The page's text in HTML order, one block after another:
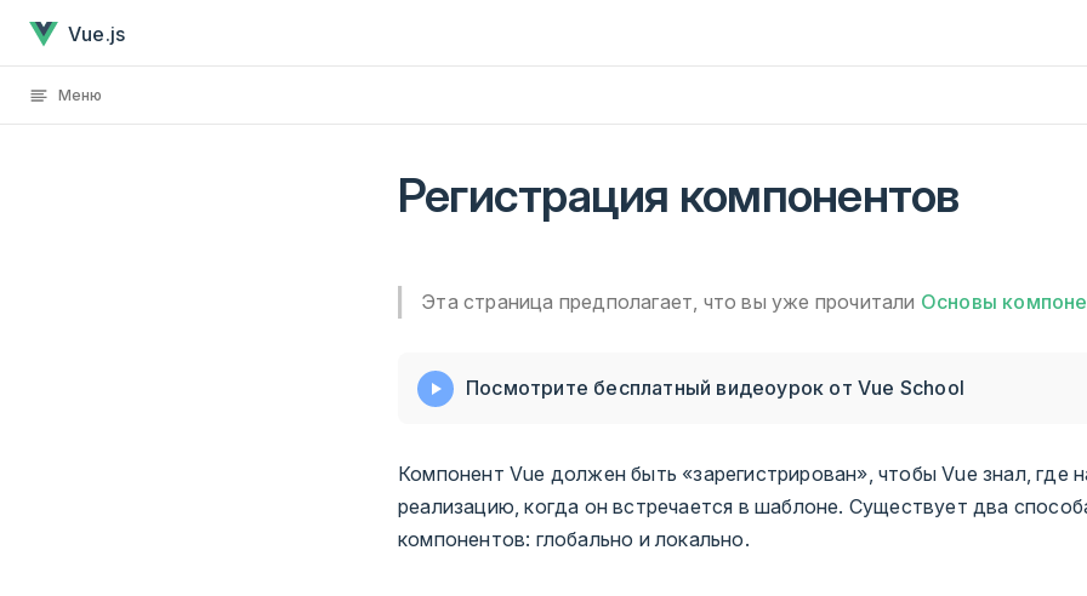
Перейти к содержанию
Vue.js
Меню
Регистрация компонентов
Эта страница предполагает, что вы уже прочитали Основы
Посмотрите бесплатный видеоурок от Vue School
Компонент Vue должен быть «зарегистрирован», чтобы Vue знал, где
реализацию, когда он встречается в шаблоне. Существует два
компонентов: глобально и локально.